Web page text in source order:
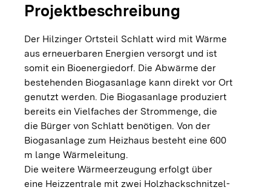
Projektbeschreibung
Der Hilzinger Ortsteil Schlatt wird mit Wärme
aus erneuerbaren Energien versorgt und ist
somit ein Bioenergiedorf. Die Abwärme der
bestehenden Biogasanlage kann direkt vor Ort
genutzt werden. Die Biogasanlage produziert
bereits ein Vielfaches der Strommenge, die
die Bürger von Schlatt benötigen. Von der
Biogasanlage zum Heizhaus besteht eine 600
m lange Wärmeleitung.
Die weitere Wärmeerzeugung erfolgt über
eine Heizzentrale mit zwei Holzhackschnitzel-